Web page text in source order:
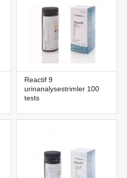
Reactif 9
urinanalysestrimler 100
tests